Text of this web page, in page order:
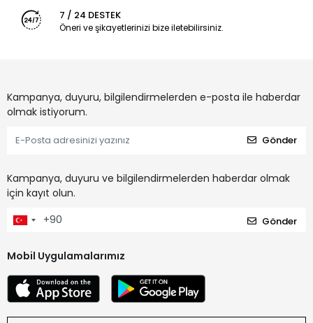
7 / 24 DESTEK
Öneri ve şikayetlerinizi bize iletebilirsiniz.
Kampanya, duyuru, bilgilendirmelerden e-posta ile haberdar
olmak istiyorum.
Gönder
Kampanya, duyuru ve bilgilendirmelerden haberdar olmak
için kayıt olun.
Gönder
Mobil Uygulamalarımız